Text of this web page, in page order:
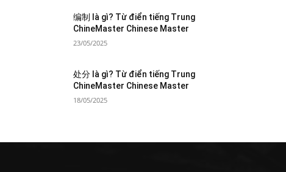
编制 là gì? Từ điển tiếng Trung
ChineMaster Chinese Master
23/05/2025
处分 là gì? Từ điển tiếng Trung
ChineMaster Chinese Master
18/05/2025